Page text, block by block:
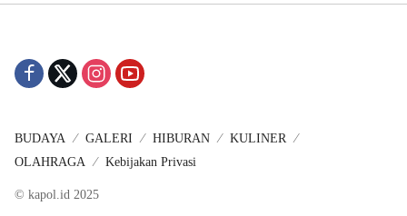
BUDAYA GALERI HIBURAN
KULINER
OLAHRAGA
Kebijakan Privasi
© kapol.id 2025